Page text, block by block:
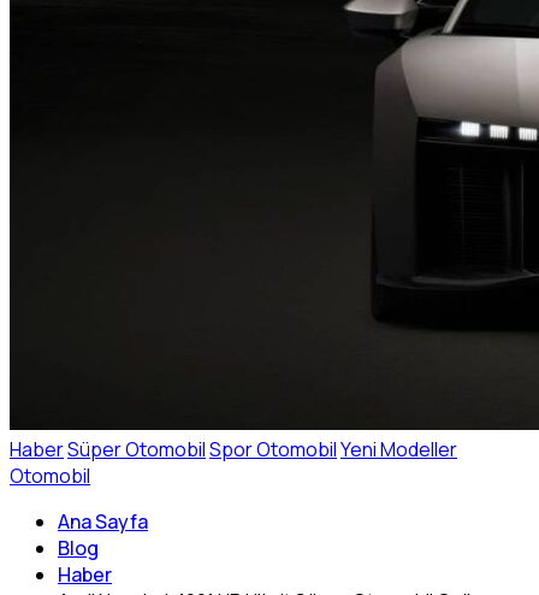
HaberSüper OtomobilSpor OtomobilYeni Modeller
Otomobil
Ana Sayfa
Blog
Haber